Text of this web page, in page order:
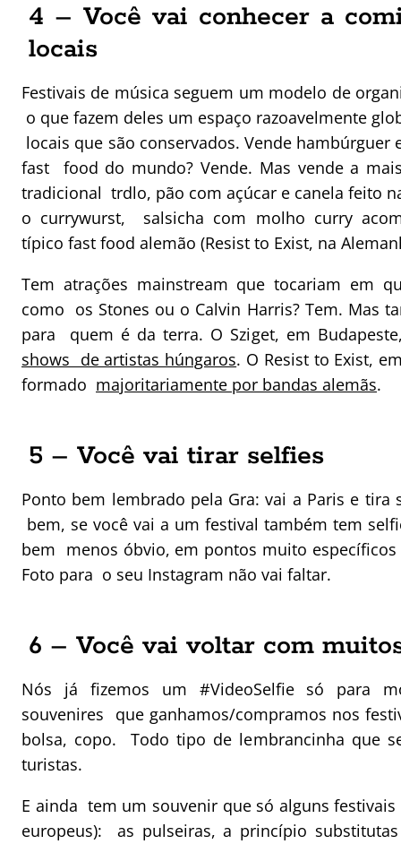
4 – Você vai conhecer a
locais
Festivais de música seguem um modelo de
o que fazem deles um espaço razoavelmente
locais que são conservados. Vende hambúrguer
fast food do mundo? Vende. Mas vende a
tradicional trdlo, pão com açúcar e canela feito
o currywurst, salsicha com molho curry
típico fast food alemão (Resist to Exist, na
Tem atrações mainstream que tocariam em
como os Stones ou o Calvin Harris? Tem. Mas
para quem é da terra. O Sziget, em
shows de artistas húngaros. O Resist to Exist,
formado majoritariamente por bandas alemãs.
5 – Você vai tirar selfies
Ponto bem lembrado pela Gra: vai a Paris e tira
bem, se você vai a um festival também tem
bem menos óbvio, em pontos muito específicos
Foto para o seu Instagram não vai faltar.
6 – Você vai voltar com
Nós já fizemos um #VideoSelfie só para
souvenires que ganhamos/compramos nos
bolsa, copo. Todo tipo de lembrancinha que
turistas.
E ainda tem um souvenir que só alguns
europeus): as pulseiras, a princípio